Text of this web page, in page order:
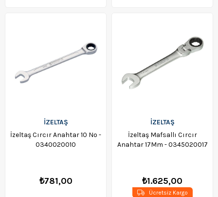
İZELTAŞ
İzeltaş Cırcır Anahtar 10 No -
0340020010
₺781,00
İZELTAŞ
İzeltaş Mafsallı Cırcır
Anahtar 17Mm - 0345020017
₺1.625,00
Ücretsiz Kargo